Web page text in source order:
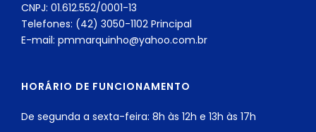
CNPJ: 01.612.552/0001-13
Telefones: (42) 3050-1102 Principal
E-mail: pmmarquinho@yahoo.com.br
HORÁRIO DE FUNCIONAMENTO
De segunda a sexta-feira: 8h às 12h e 13h às 17h